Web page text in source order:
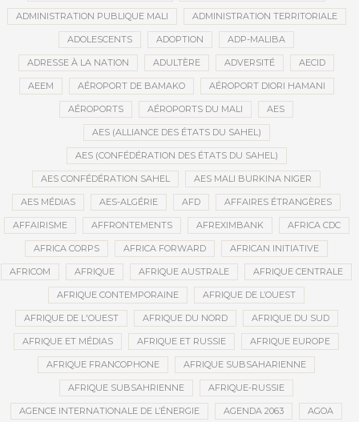
ADMINISTRATION PUBLIQUE MALI ADMINISTRATION TERRITORIALE
ADOLESCENTS ADOPTION ADP-MALIBA
ADRESSE À LA NATION ADULTÈRE ADVERSITÉ AECID
AEEM AÉROPORT DE BAMAKO AÉROPORT DIORI HAMANI
AÉROPORTS AÉROPORTS DU MALI AES
AES (ALLIANCE DES ÉTATS DU SAHEL)
AES (CONFÉDÉRATION DES ÉTATS DU SAHEL)
AES CONFÉDÉRATION SAHEL AES MALI BURKINA NIGER
AES MÉDIAS AES-ALGÉRIE AFD AFFAIRES ÉTRANGÈRES
AFFAIRISME AFFRONTEMENTS AFREXIMBANK AFRICA CDC
AFRICA CORPS AFRICA FORWARD AFRICAN INITIATIVE
AFRICOM AFRIQUE AFRIQUE AUSTRALE AFRIQUE CENTRALE
AFRIQUE CONTEMPORAINE AFRIQUE DE L’OUEST
AFRIQUE DE L'OUEST AFRIQUE DU NORD AFRIQUE DU SUD
AFRIQUE ET MÉDIAS AFRIQUE ET RUSSIE AFRIQUE EUROPE
AFRIQUE FRANCOPHONE AFRIQUE SUBSAHARIENNE
AFRIQUE SUBSAHRIENNE AFRIQUE-RUSSIE
AGENCE INTERNATIONALE DE L’ÉNERGIE AGENDA 2063 AGOA